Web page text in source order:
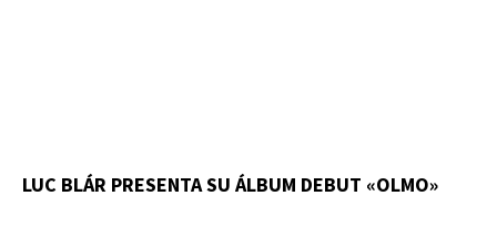
LUC BLÁR PRESENTA SU ÁLBUM DEBUT «OLMO»